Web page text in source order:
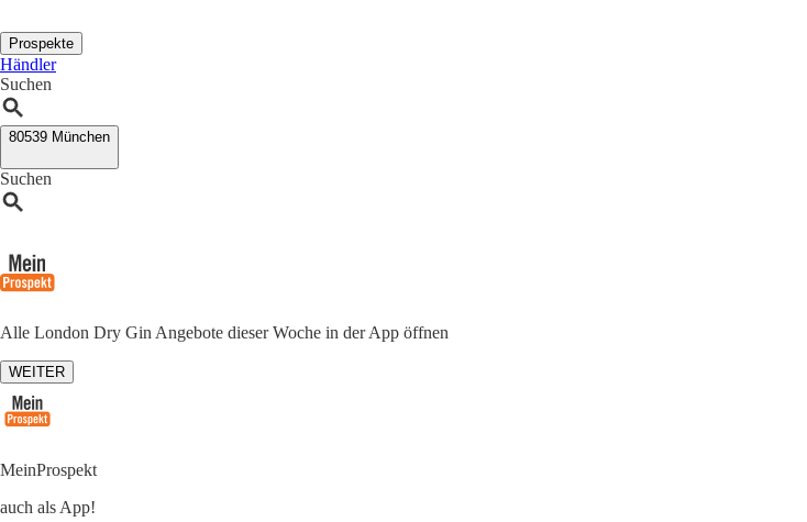
Prospekte
Händler
Suchen
80539 München
Suchen
Alle London Dry Gin Angebote dieser Woche in der App öffnen
WEITER
MeinProspekt
auch als App!